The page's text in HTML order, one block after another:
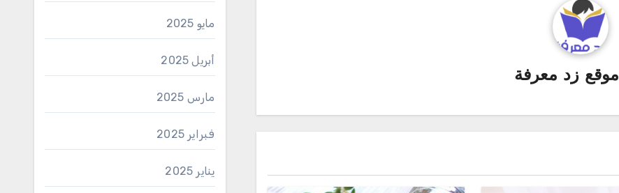
موقع زد معرفة
مايو 2025
أبريل 2025
مارس 2025
فبراير 2025
يناير 2025